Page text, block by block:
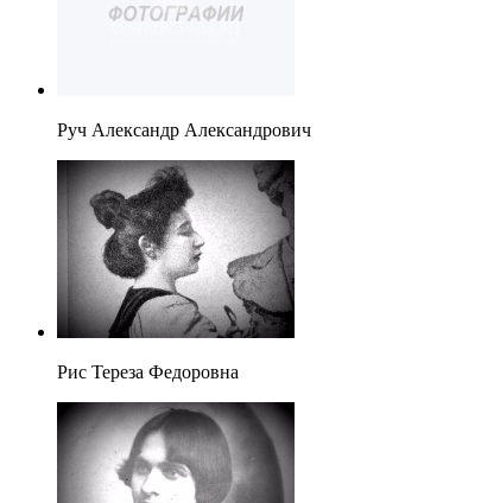
Руч Александр Александрович
Рис Тереза Федоровна